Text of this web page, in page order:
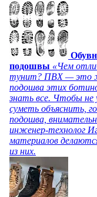
подошвы «Чем
тунит? ПВХ — это
подошва этих
знать все. Чтобы не
суметь объяснить,
подошва,
инженер-технолог
материалов
из них.